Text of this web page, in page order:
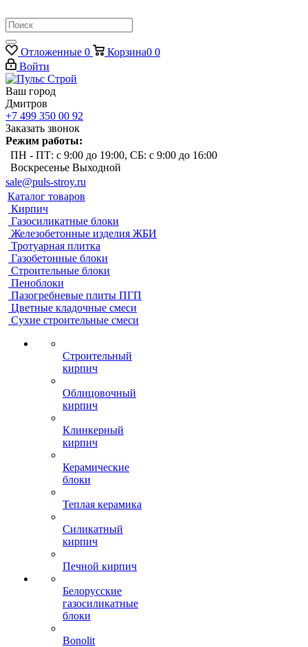
Отложенные 0 Корзина0 0
Войти
Ваш город
Дмитров
+7 499 350 00 92
Заказать звонок
Режим работы:
ПН - ПТ: с 9:00 до 19:00, СБ: с 9:00 до 16:00
Воскресенье Выходной
sale@puls-stroy.ru
Каталог товаров
Кирпич
Газосиликатные блоки
Железобетонные изделия ЖБИ
Тротуарная плитка
Газобетонные блоки
Строительные блоки
Пеноблоки
Пазогребневые плиты ПГП
Цветные кладочные смеси
Сухие строительные смеси
Строительный
кирпич
Облицовочный
кирпич
Клинкерный
кирпич
Керамические
блоки
Теплая керамика
Силикатный
кирпич
Печной кирпич
Белорусские
газосиликатные
блоки
Bonolit